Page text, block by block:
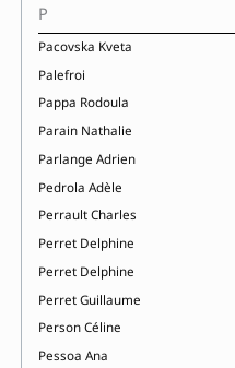
P
Pacovska Kveta
Palefroi
Pappa Rodoula
Parain Nathalie
Parlange Adrien
Pedrola Adèle
Perrault Charles
Perret Delphine
Perret Delphine
Perret Guillaume
Person Céline
Pessoa Ana